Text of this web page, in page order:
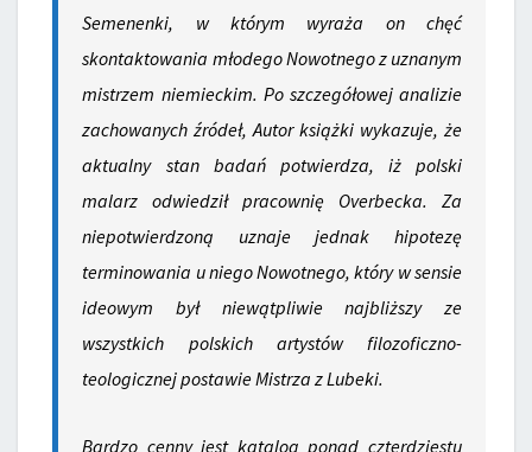
Semenenki, w którym wyraża on chęć
skontaktowania młodego Nowotnego z uznanym
mistrzem niemieckim. Po szczegółowej analizie
zachowanych źródeł, Autor książki wykazuje, że
aktualny stan badań potwierdza, iż polski
malarz odwiedził pracownię Overbecka. Za
niepotwierdzoną uznaje jednak hipotezę
terminowania u niego Nowotnego, który w sensie
ideowym był niewątpliwie najbliższy ze
wszystkich polskich artystów filozoficzno-
teologicznej postawie Mistrza z Lubeki.
Bardzo cenny jest katalog ponad czterdziestu